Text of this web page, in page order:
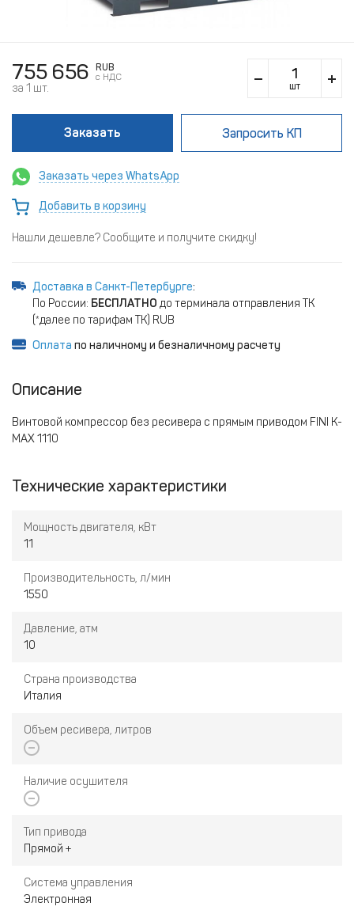
755 656
RUB
c НДС
за 1 шт. шт
Заказать Запросить КП
Заказать через WhatsApp
Добавить в корзину
Нашли дешевле? Сообщите и получите скидку!
Доставка в Санкт-Петербурге:
По России: БЕСПЛАТНО до терминала отправления ТК
(*далее по тарифам ТК) RUB
Оплата по наличному и безналичному расчету
Описание
Винтовой компрессор без ресивера с прямым приводом FINI K-
MAX 1110
Технические характеристики
Мощность двигателя, кВт
11
Производительность, л/мин
1550
Давление, атм
10
Страна производства
Италия
Объем ресивера, литров
Наличие осушителя
Тип привода
Прямой +
Система управления
Электронная